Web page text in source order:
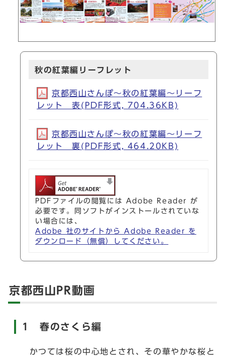
秋の紅葉編リーフレット
京都西山さんぽ～秋の紅葉編～リーフ
レット 表(PDF形式, 704.36KB)
京都西山さんぽ～秋の紅葉編～リーフ
レット 裏(PDF形式, 464.20KB)
PDFファイルの閲覧には Adobe Reader が
必要です。同ソフトがインストールされていな
い場合には、
Adobe 社のサイトから Adobe Reader を
ダウンロード（無償）してください。
京都西山PR動画
1 春のさくら編
かつては桜の中心地とされ、その華やかな桜と